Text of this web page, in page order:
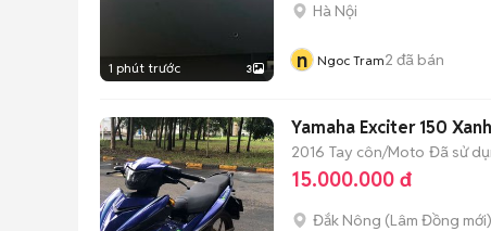
1 phút trước 3
Hà Nội
n Ngoc Tram2 đã bán
Yamaha Exciter 150 Xanh
2016 Tay côn/Moto Đã sử
15.000.000 đ
Đắk Nông (Lâm Đồng mới)